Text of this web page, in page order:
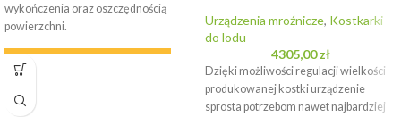
wykończenia oraz oszczędnością
powierzchni.
WYPOŻYCZ URZĄDZENIE
Urządzenia mroźnicze, Kostkarki
do lodu
4305,00zł
Dzięki możliwości regulacji wielkości
produkowanej kostki urządzenie
sprosta potrzebom nawet najbardziej